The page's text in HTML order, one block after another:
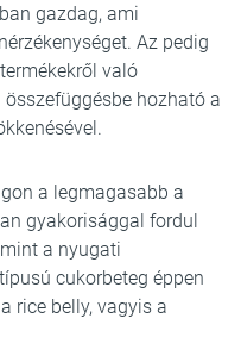
gazdag, ami
Az pedig
való
hozható a
a legmagasabb a
gyakorisággal fordul
a nyugati
cukorbeteg éppen
rice belly, vagyis a